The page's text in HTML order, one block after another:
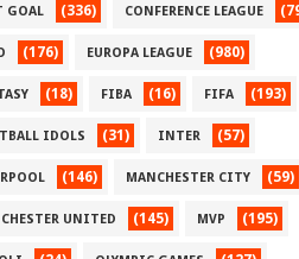
GOAL (336) CONFERENCE LEAGUE
(176) EUROPA LEAGUE (980)
(18) FIBA (16) FIFA (193)
IDOLS (31) INTER (57)
(146) MANCHESTER CITY (59)
UNITED (145) MVP (195)